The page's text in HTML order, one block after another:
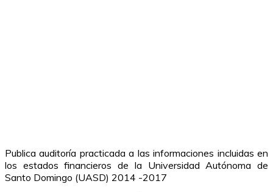
Publica auditoría practicada a las informaciones incluidas en
los estados financieros de la Universidad Autónoma de
Santo Domingo (UASD) 2014 -2017